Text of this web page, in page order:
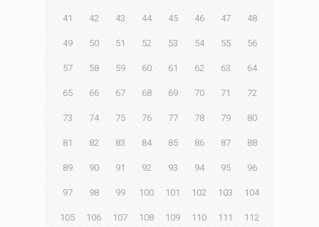
41 42 43 44 45 46 47 48
49 50 51 52 53 54 55 56
57 58 59 60 61 62 63 64
65 66 67 68 69 70 71 72
73 74 75 76 77 78 79 80
81 82 83 84 85 86 87 88
89 90 91 92 93 94 95 96
97 98 99 100 101 102 103 104
105 106 107 108 109 110 111 112